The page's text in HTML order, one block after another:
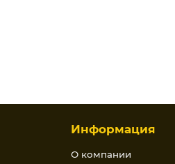
Информация
О компании